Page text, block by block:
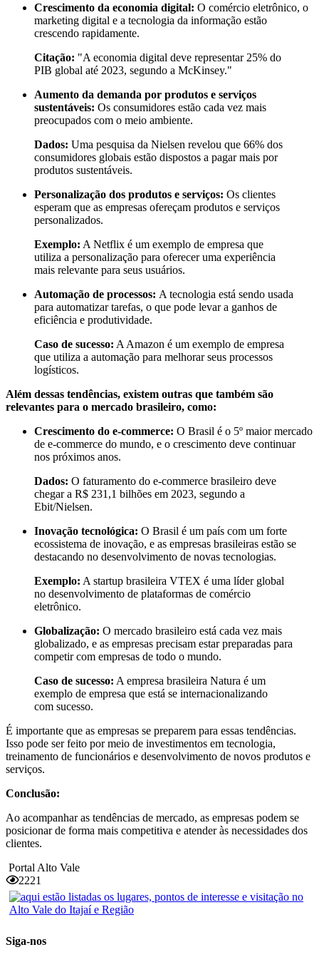
Crescimento da economia digital: O comércio eletrônico, o
marketing digital e a tecnologia da informação estão
crescendo rapidamente.
Citação: "A economia digital deve representar 25% do
PIB global até 2023, segundo a McKinsey."
Aumento da demanda por produtos e serviços
sustentáveis: Os consumidores estão cada vez mais
preocupados com o meio ambiente.
Dados: Uma pesquisa da Nielsen revelou que 66% dos
consumidores globais estão dispostos a pagar mais por
produtos sustentáveis.
Personalização dos produtos e serviços: Os clientes
esperam que as empresas ofereçam produtos e serviços
personalizados.
Exemplo: A Netflix é um exemplo de empresa que
utiliza a personalização para oferecer uma experiência
mais relevante para seus usuários.
Automação de processos: A tecnologia está sendo usada
para automatizar tarefas, o que pode levar a ganhos de
eficiência e produtividade.
Caso de sucesso: A Amazon é um exemplo de empresa
que utiliza a automação para melhorar seus processos
logísticos.
Além dessas tendências, existem outras que também são
relevantes para o mercado brasileiro, como:
Crescimento do e-commerce: O Brasil é o 5º maior mercado
de e-commerce do mundo, e o crescimento deve continuar
nos próximos anos.
Dados: O faturamento do e-commerce brasileiro deve
chegar a R$ 231,1 bilhões em 2023, segundo a
Ebit/Nielsen.
Inovação tecnológica: O Brasil é um país com um forte
ecossistema de inovação, e as empresas brasileiras estão se
destacando no desenvolvimento de novas tecnologias.
Exemplo: A startup brasileira VTEX é uma líder global
no desenvolvimento de plataformas de comércio
eletrônico.
Globalização: O mercado brasileiro está cada vez mais
globalizado, e as empresas precisam estar preparadas para
competir com empresas de todo o mundo.
Caso de sucesso: A empresa brasileira Natura é um
exemplo de empresa que está se internacionalizando
com sucesso.
É importante que as empresas se preparem para essas tendências.
Isso pode ser feito por meio de investimentos em tecnologia,
treinamento de funcionários e desenvolvimento de novos produtos e
serviços.
Conclusão:
Ao acompanhar as tendências de mercado, as empresas podem se
posicionar de forma mais competitiva e atender às necessidades dos
clientes.
Portal Alto Vale
2221
Siga-nos